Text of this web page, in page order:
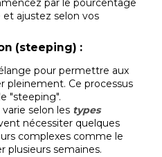
par le pourcentage
ajustez selon vos
(steeping) :
pour permettre aux
pleinement. Ce processus
"steeping".
selon les types
nécessiter quelques
complexes comme le
plusieurs semaines.